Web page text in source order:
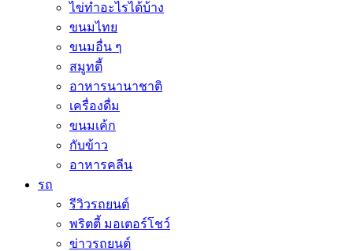
ไข่ทำอะไรได้บ้าง
ขนมไทย
ขนมอื่น ๆ
สมูทตี้
อาหารนานาชาติ
เครื่องดื่ม
ขนมเค้ก
กับข้าว
อาหารคลีน
รถ
รีวิวรถยนต์
พริตตี้ มอเตอร์โชว์
ข่าวรถยนต์